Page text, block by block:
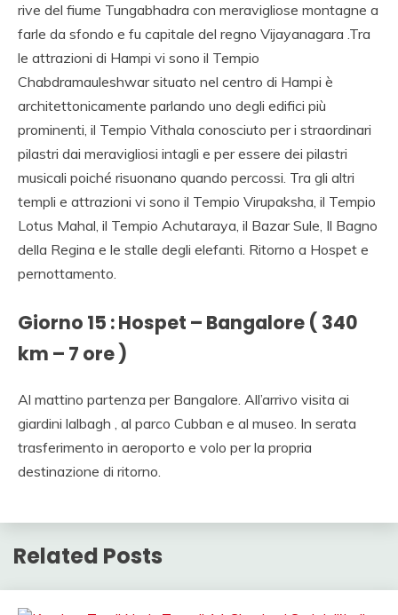
rive del fiume Tungabhadra con meravigliose montagne a
farle da sfondo e fu capitale del regno Vijayanagara .Tra
le attrazioni di Hampi vi sono il Tempio
Chabdramauleshwar situato nel centro di Hampi è
architettonicamente parlando uno degli edifici più
prominenti, il Tempio Vithala conosciuto per i straordinari
pilastri dai meravigliosi intagli e per essere dei pilastri
musicali poiché risuonano quando percossi. Tra gli altri
templi e attrazioni vi sono il Tempio Virupaksha, il Tempio
Lotus Mahal, il Tempio Achutaraya, il Bazar Sule, Il Bagno
della Regina e le stalle degli elefanti. Ritorno a Hospet e
pernottamento.
Giorno 15 : Hospet – Bangalore ( 340
km – 7 ore )
Al mattino partenza per Bangalore. All’arrivo visita ai
giardini lalbagh , al parco Cubban e al museo. In serata
trasferimento in aeroporto e volo per la propria
destinazione di ritorno.
Related Posts